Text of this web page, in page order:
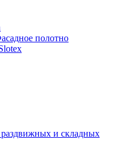
полотно